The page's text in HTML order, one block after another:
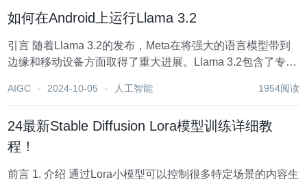
如何在Android上运行Llama 3.2
引言 随着Llama 3.2的发布，Meta在将强大的语言模型带到
边缘和移动设备方面取得了重大进展。Llama 3.2包含了专为
参数）。本教程将指导您通过MLC LLM库对Llama 3.2模型
AIGC 2024-10-05 人工智能 1954阅读
24最新Stable Diffusion Lora模型训练详细教
程！
前言 1. 介绍 通过Lora小模型可以控制很多特定场景的内容生